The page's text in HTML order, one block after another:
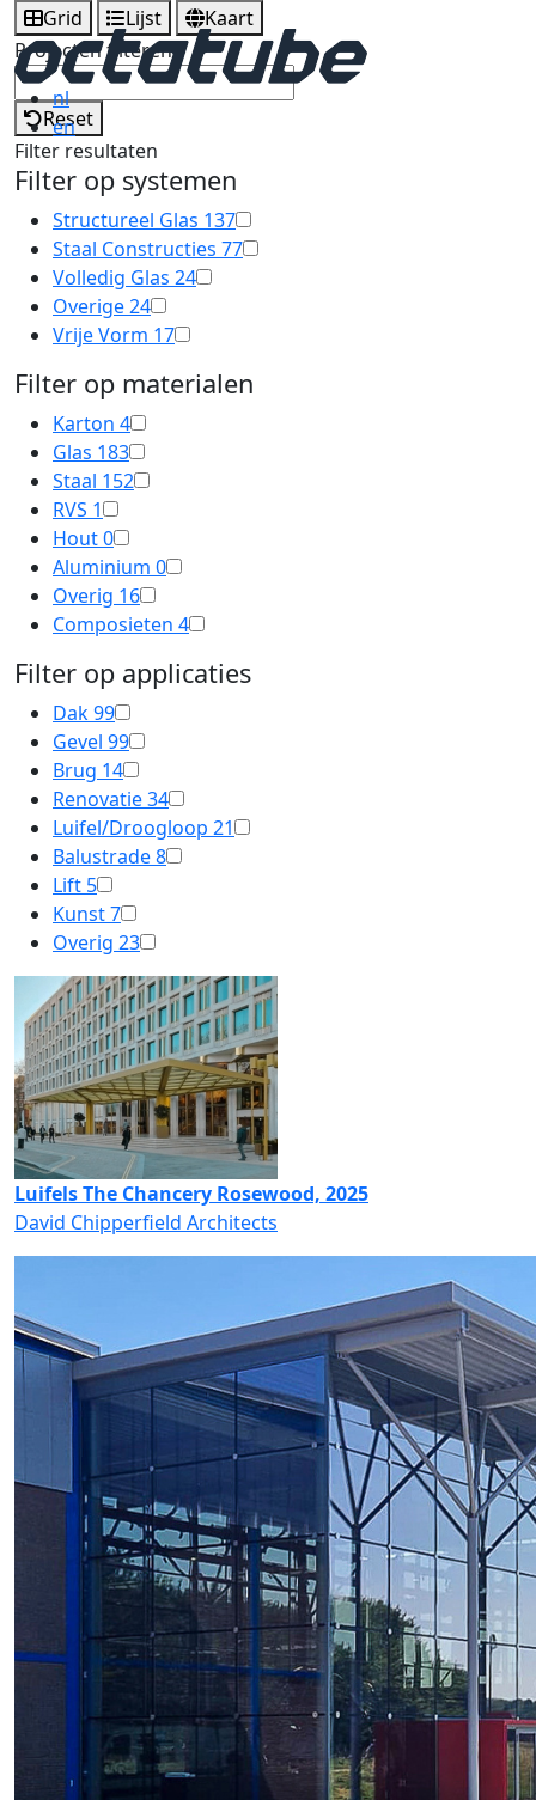
nl
en
Grid Lijst
Kaart
Projecten filteren
Reset
Filter resultaten
Filter op systemen
Structureel Glas 137
Staal Constructies 77
Volledig Glas 24
Overige24
Vrije Vorm 17
Filter op materialen
Karton 4
Glas 183
Staal 152
RVS 1
Hout0
Aluminium 0
Overig 16
Composieten 4
Filter op applicaties
Dak99
Gevel 99
Brug 14
Renovatie34
Luifel/Droogloop 21
Balustrade8
Lift 5
Kunst7
Overig 23
Luifels The Chancery Rosewood, 2025
David Chipperfield Architects